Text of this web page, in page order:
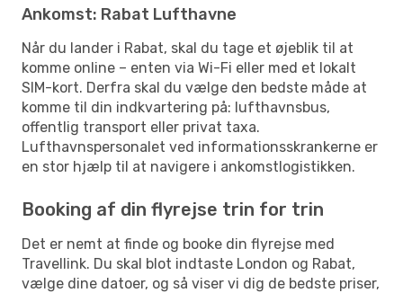
Ankomst: Rabat Lufthavne
Når du lander i Rabat, skal du tage et øjeblik til at
komme online – enten via Wi-Fi eller med et lokalt
SIM-kort. Derfra skal du vælge den bedste måde at
komme til din indkvartering på: lufthavnsbus,
offentlig transport eller privat taxa.
Lufthavnspersonalet ved informationsskrankerne er
en stor hjælp til at navigere i ankomstlogistikken.
Booking af din flyrejse trin for trin
Det er nemt at finde og booke din flyrejse med
Travellink. Du skal blot indtaste London og Rabat,
vælge dine datoer, og så viser vi dig de bedste priser,